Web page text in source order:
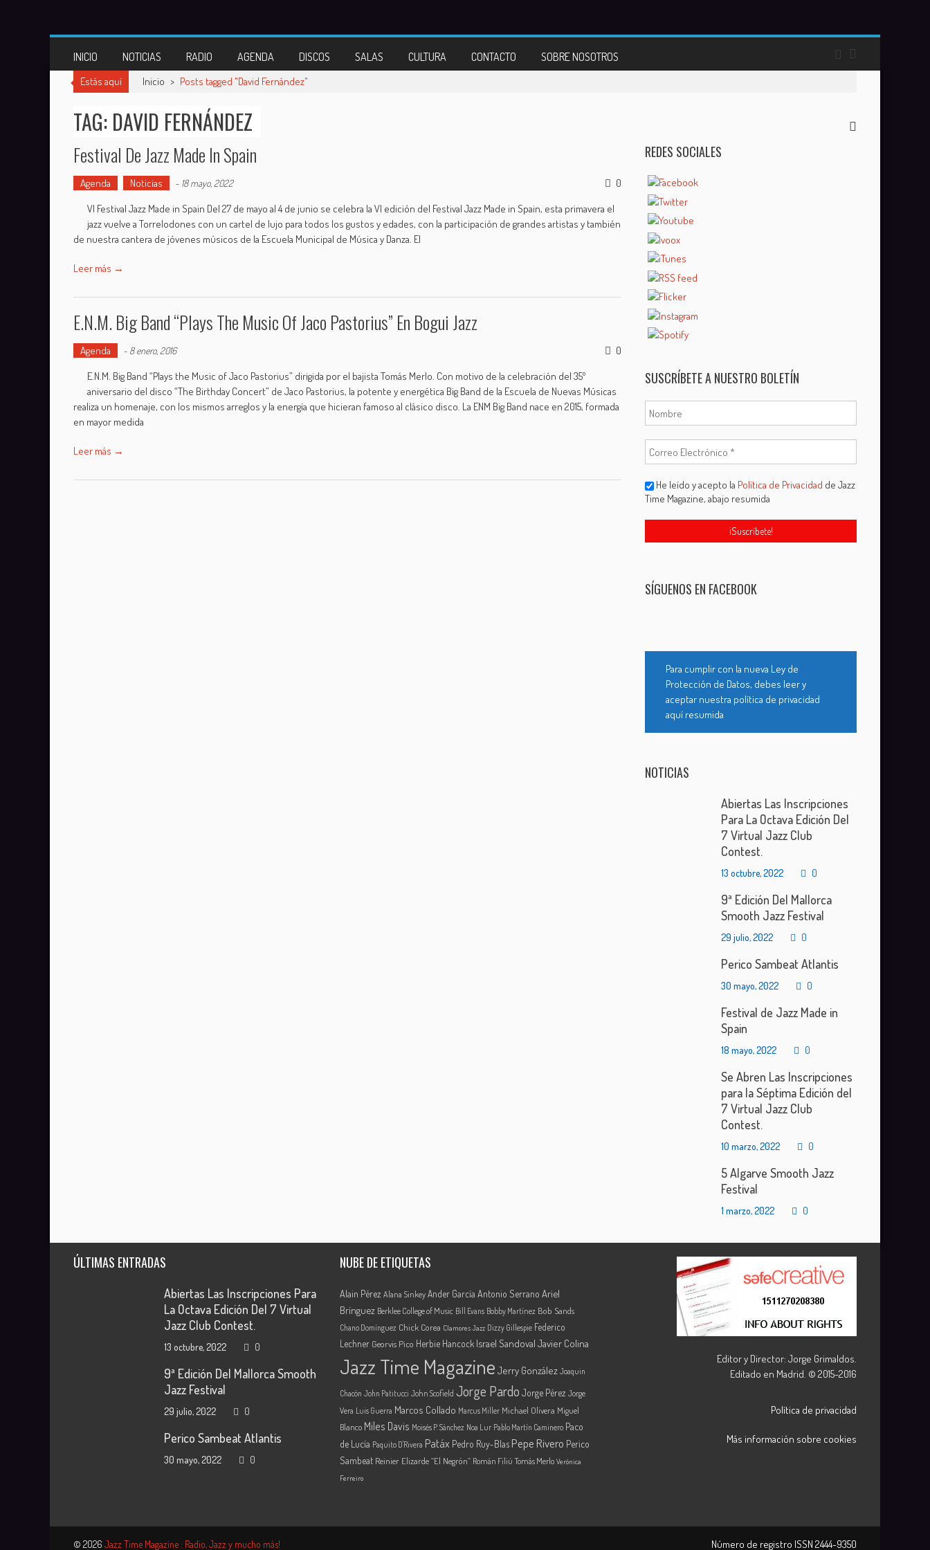
INICIO NOTICIAS RADIO AGENDA DISCOS SALAS CULTURA CONTACTO SOBRE NOSOTROS
Estás aquí Inicio > Posts tagged "David Fernández"
TAG: DAVID FERNÁNDEZ
Festival De Jazz Made In Spain
Agenda Noticias - 18 mayo, 2022
0
VI Festival Jazz Made in Spain Del 27 de mayo al 4 de junio se celebra la VI edición del Festival Jazz Made in Spain, esta primavera el
jazz vuelve a Torrelodones con un cartel de lujo para todos los gustos y edades, con la participación de grandes artistas y también
de nuestra cantera de jóvenes músicos de la Escuela Municipal de Música y Danza. El
Leer más →
E.N.M. Big Band “Plays The Music Of Jaco Pastorius” En Bogui Jazz
Agenda - 8 enero, 2016
0
E.N.M. Big Band “Plays the Music of Jaco Pastorius” dirigida por el bajista Tomás Merlo. Con motivo de la celebración del 35º
aniversario del disco “The Birthday Concert” de Jaco Pastorius, la potente y energética Big Band de la Escuela de Nuevas Músicas
realiza un homenaje, con los mismos arreglos y la energía que hicieran famoso al clásico disco. La ENM Big Band nace en 2015, formada
en mayor medida
Leer más →
REDES SOCIALES
SUSCRÍBETE A NUESTRO BOLETÍN
He leído y acepto la Política de Privacidad de Jazz
Time Magazine, abajo resumida
SÍGUENOS EN FACEBOOK
Para cumplir con la nueva Ley de
Protección de Datos, debes leer y
aceptar nuestra política de privacidad
aquí resumida
NOTICIAS
Abiertas Las Inscripciones
Para La Octava Edición Del
7 Virtual Jazz Club
Contest.
13 octubre, 2022 0
9ª Edición Del Mallorca
Smooth Jazz Festival
29 julio, 2022 0
Perico Sambeat Atlantis
30 mayo, 2022 0
Festival de Jazz Made in
Spain
18 mayo, 2022 0
Se Abren Las Inscripciones
para la Séptima Edición del
7 Virtual Jazz Club
Contest.
10 marzo, 2022 0
5 Algarve Smooth Jazz
Festival
1 marzo, 2022 0
ÚLTIMAS ENTRADAS
Abiertas Las Inscripciones Para
La Octava Edición Del 7 Virtual
Jazz Club Contest.
13 octubre, 2022 0
9ª Edición Del Mallorca Smooth
Jazz Festival
29 julio, 2022 0
Perico Sambeat Atlantis
30 mayo, 2022 0
NUBE DE ETIQUETAS
Alain Pérez Alana Sinkey Ander García Antonio Serrano Ariel
Brínguez Berklee College of Music Bill Evans Bobby Martínez Bob Sands
Chano Domínguez Chick Corea Clamores Jazz Dizzy Gillespie Federico
Lechner Georvis Pico Herbie Hancock Israel Sandoval Javier Colina
Jazz Time Magazine Jerry González Joaquin
Chacón John Patitucci John Scofield Jorge Pardo Jorge Pérez Jorge
Vera Luis Guerra Marcos Collado Marcus Miller Michael Olivera Miguel
Blanco Miles Davis Moisés P. Sánchez Noa Lur Pablo Martín Caminero Paco
de Lucía Paquito D'Rivera Patáx Pedro Ruy-Blas Pepe Rivero Perico
Sambeat Reinier Elizarde “El Negrón” Román Filiú Tomás Merlo Verónica
Ferreiro
Editor y Director: Jorge Grimaldos.
Editado en Madrid. © 2015-2016
Política de privacidad
Más información sobre cookies
© 2026 Jazz Time Magazine : Radio, Jazz y mucho más! Número de registro ISSN 2444-9350